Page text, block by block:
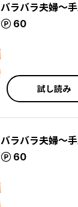
バラバラ夫婦～
60
試し読み
バラバラ夫婦～
60